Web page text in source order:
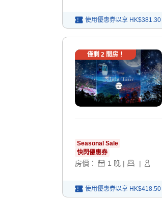
使用優惠券以享 HK$381.30
僅剩 2間房！
Seasonal Sale
快閃優惠券
房價： 1 晚 | |
使用優惠券以享 HK$418.50